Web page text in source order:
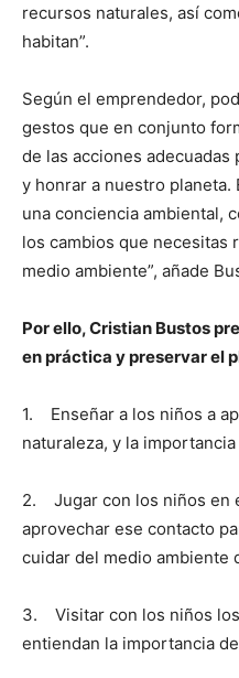
recursos naturales, así
habitan”.
Según el emprendedor,
gestos que en conjunto
de las acciones
y honrar a nuestro
una conciencia ambiental,
los cambios que necesitas
medio ambiente”, añade
Por ello, Cristian Bustos
en práctica y preservar el
1. Enseñar a los niños a
naturaleza, y la
2. Jugar con los niños en
aprovechar ese contacto
cuidar del medio ambiente
3. Visitar con los niños
entiendan la importancia